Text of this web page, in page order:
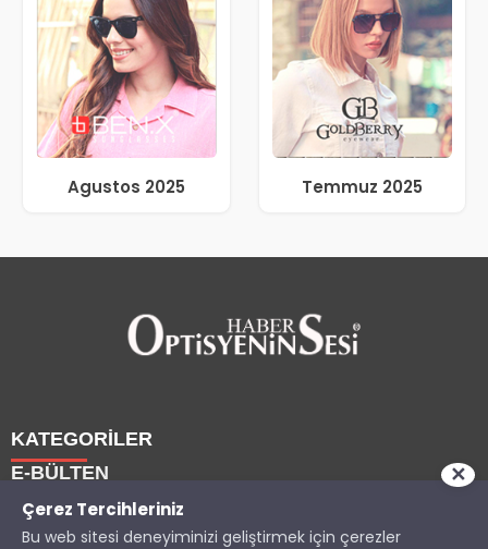
Agustos 2025 Temmuz 2025
KATEGORİLER
Yazarlarımız
E-BÜLTEN
Çerez Tercihleriniz
Bu web sitesi deneyiminizi geliştirmek için çerezler
✕